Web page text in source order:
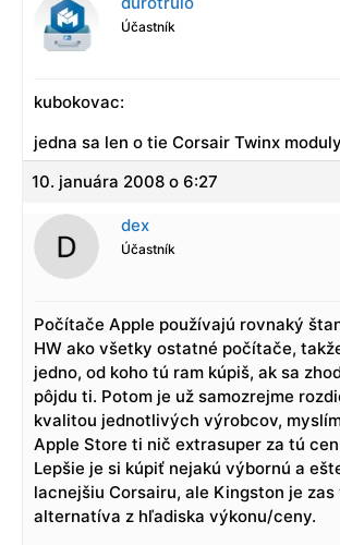
Účastník
kubokovac:
jedna sa len o tie Corsair Twinx
10. januára 2008 o 6:27
dex
Účastník
Počítače Apple používajú rovnaký
HW ako všetky ostatné počítače,
jedno, od koho tú ram kúpiš, ak sa
pôjdu ti. Potom je už samozrejme
kvalitou jednotlivých výrobcov,
Apple Store ti nič extrasuper za tú
Lepšie je si kúpiť nejakú výbornú a
lacnejšiu Corsairu, ale Kingston je zas
alternatíva z hľadiska výkonu/ceny.